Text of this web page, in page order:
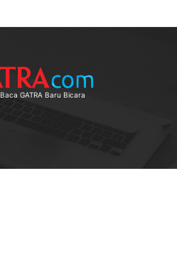
Baca GATRA Baru Bicara